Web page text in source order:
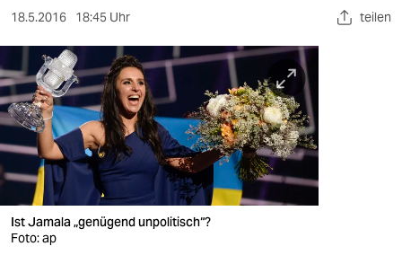
berlin
nord
wahrheit
verlag
verlag
veranstaltungen
shop
18.5.2016 18:45 Uhr teilen
Ist Jamala „genügend unpolitisch“?
Foto: ap